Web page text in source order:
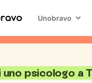
Unobravo
psicologo a